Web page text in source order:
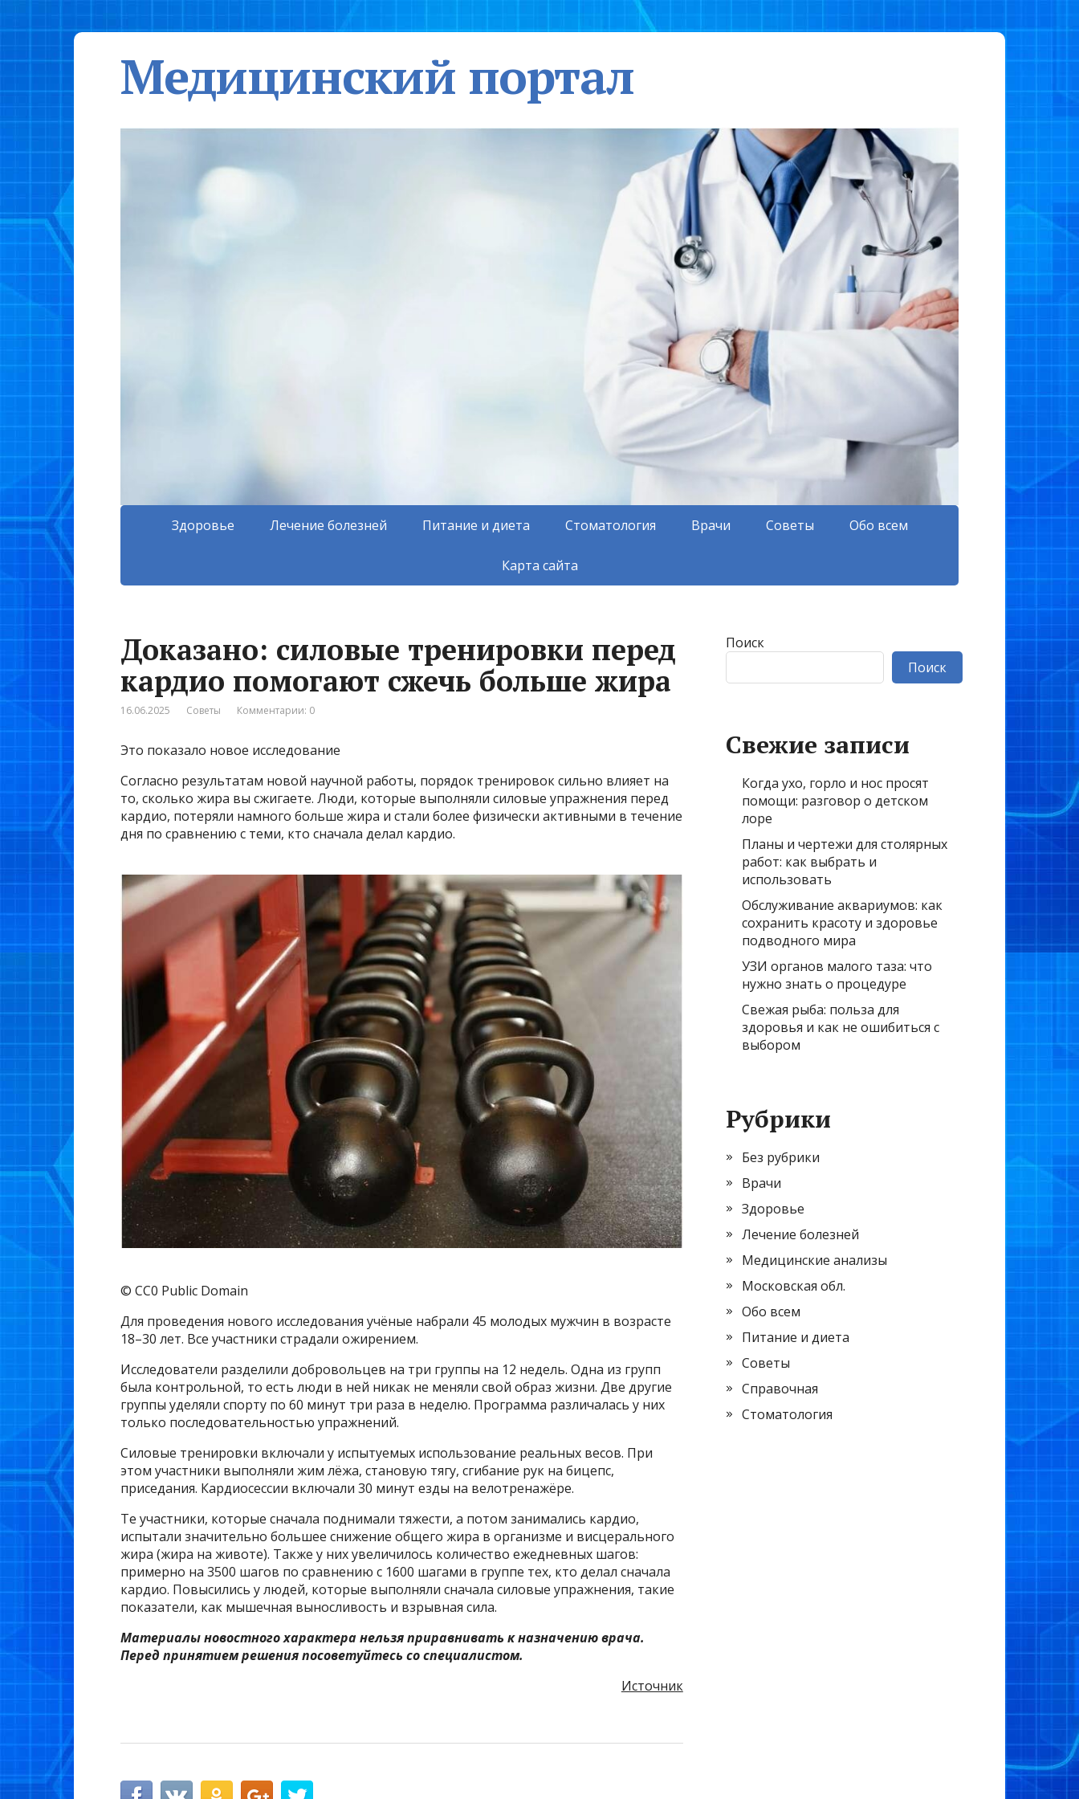
Медицинский портал
Здоровье Лечение болезней Питание и диета Стоматология Врачи Советы Обо всем
Карта сайта
Доказано: силовые тренировки перед
кардио помогают сжечь больше жира
16.06.2025 Советы Комментарии: 0
Это показало новое исследование
Согласно результатам новой научной работы, порядок тренировок сильно влияет на
то, сколько жира вы сжигаете. Люди, которые выполняли силовые упражнения перед
кардио, потеряли намного больше жира и стали более физически активными в течение
дня по сравнению с теми, кто сначала делал кардио.
© CC0 Public Domain
Для проведения нового исследования учёные набрали 45 молодых мужчин в возрасте
18–30 лет. Все участники страдали ожирением.
Исследователи разделили добровольцев на три группы на 12 недель. Одна из групп
была контрольной, то есть люди в ней никак не меняли свой образ жизни. Две другие
группы уделяли спорту по 60 минут три раза в неделю. Программа различалась у них
только последовательностью упражнений.
Силовые тренировки включали у испытуемых использование реальных весов. При
этом участники выполняли жим лёжа, становую тягу, сгибание рук на бицепс,
приседания. Кардиосессии включали 30 минут езды на велотренажёре.
Те участники, которые сначала поднимали тяжести, а потом занимались кардио,
испытали значительно большее снижение общего жира в организме и висцерального
жира (жира на животе). Также у них увеличилось количество ежедневных шагов:
примерно на 3500 шагов по сравнению с 1600 шагами в группе тех, кто делал сначала
кардио. Повысились у людей, которые выполняли сначала силовые упражнения, такие
показатели, как мышечная выносливость и взрывная сила.
Материалы новостного характера нельзя приравнивать к назначению врача.
Перед принятием решения посоветуйтесь со специалистом.
Источник
Поиск
Поиск
Свежие записи
Когда ухо, горло и нос просят
помощи: разговор о детском
лоре
Планы и чертежи для столярных
работ: как выбрать и
использовать
Обслуживание аквариумов: как
сохранить красоту и здоровье
подводного мира
УЗИ органов малого таза: что
нужно знать о процедуре
Свежая рыба: польза для
здоровья и как не ошибиться с
выбором
Рубрики
Без рубрики
Врачи
Здоровье
Лечение болезней
Медицинские анализы
Московская обл.
Обо всем
Питание и диета
Советы
Справочная
Стоматология